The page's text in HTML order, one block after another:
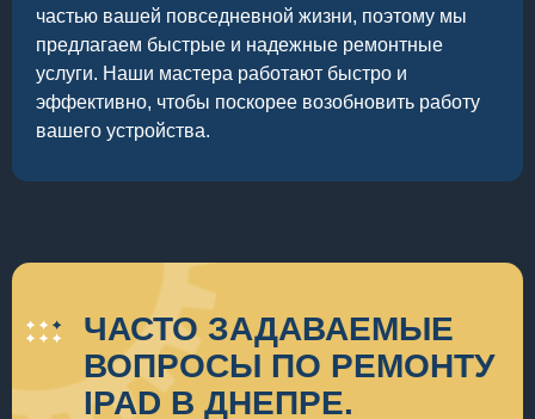
частью вашей повседневной жизни, поэтому мы
предлагаем быстрые и надежные ремонтные
услуги. Наши мастера работают быстро и
эффективно, чтобы поскорее возобновить работу
вашего устройства.
ЧАСТО ЗАДАВАЕМЫЕ
ВОПРОСЫ ПО РЕМОНТУ
IPAD В ДНЕПРЕ.